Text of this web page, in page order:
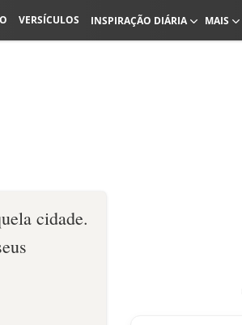
VERSÍCULOS INSPIRAÇÃO DIÁRIA MAIS
cidade.